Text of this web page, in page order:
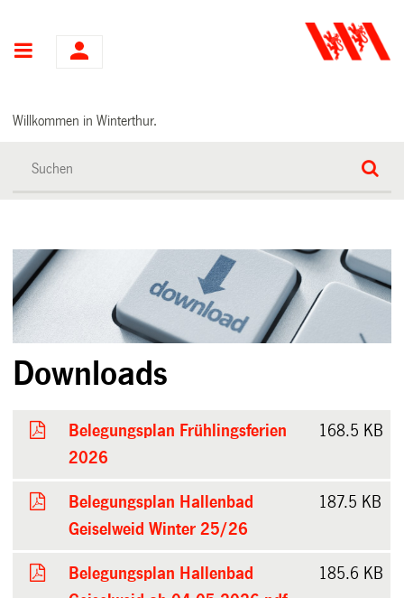
Hauptnavigation
Willkommen in Winterthur.
Downloads
Belegungsplan Frühlingsferien
2026
168.5 KB
Belegungsplan Hallenbad
Geiselweid Winter 25/26
187.5 KB
Belegungsplan Hallenbad
185.6 KB